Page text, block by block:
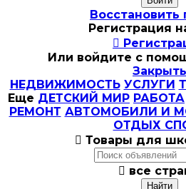
Восстановить
Регистрация

Или войдите с
Закрыть
НЕДВИЖИМОСТЬ УСЛУГИ
Еще ДЕТСКИЙ МИР РАБОТА
РЕМОНТ АВТОМОБИЛИ И
ОТДЫХ
 Товары для
 все